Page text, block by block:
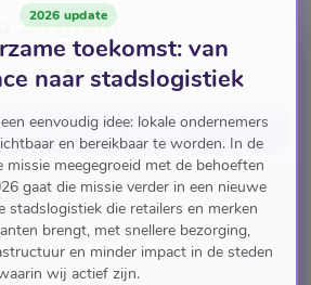
25 gram
voor€ 1,95
2026 update
toekomst: van
naar stadslogistiek
eenvoudig idee: lokale ondernemers
en bereikbaar te worden. In de
missie meegegroeid met de behoeften
gaat die missie verder in een nieuwe
die retailers en merken
brengt, met snellere bezorging,
en minder impact in de steden
wij actief zijn.